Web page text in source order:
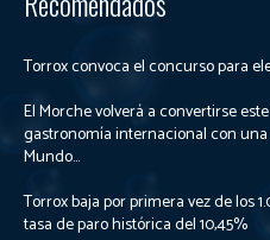
Torrox convoca el concurso para
El Morche volverá a convertirse
gastronomía internacional con una
Mundo...
Torrox baja por primera vez de los
tasa de paro histórica del 10,45%